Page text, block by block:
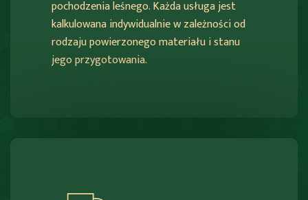
pochodzenia leśnego. Każda usługa jest
kalkulowana indywidualnie w zależności od
rodzaju powierzonego materiału i stanu
jego przygotowania.